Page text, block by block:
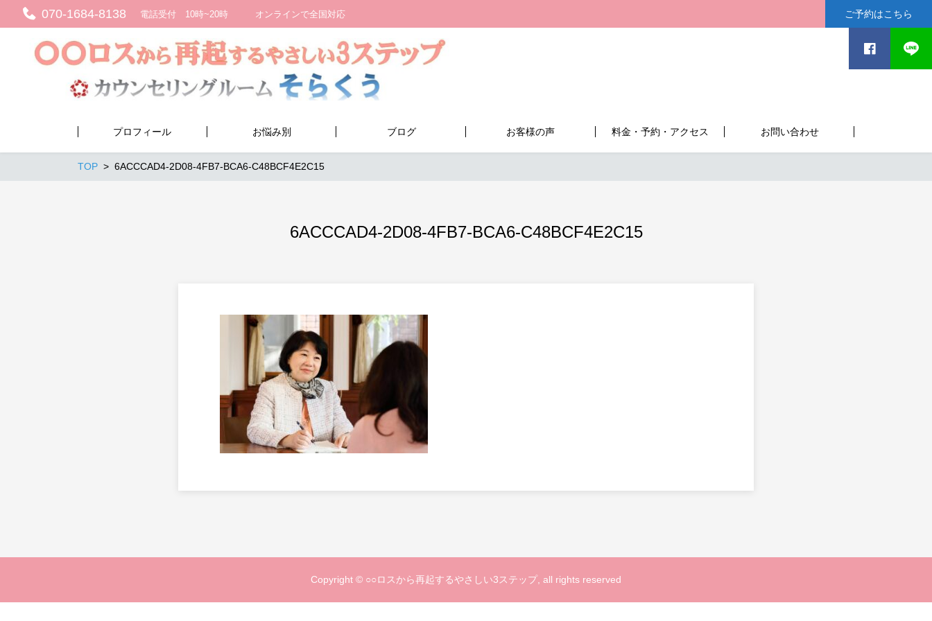
070-1684-8138 電話受付 10時~20時 オンラインで全国対応 ご予約はこちら
プロフィール お悩み別 ブログ お客様の声 料金・予約・アクセス お問い合わせ
TOP 6ACCCAD4-2D08-4FB7-BCA6-C48BCF4E2C15
6ACCCAD4-2D08-4FB7-BCA6-C48BCF4E2C15
Copyright © ○○ロスから再起するやさしい3ステップ, all rights reserved